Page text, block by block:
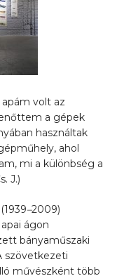
volt az
a gépek
használtak
ahol
mi a különbség a
J.)
–2009)
ágon
bányaműszaki
szövetkezeti
művészként több